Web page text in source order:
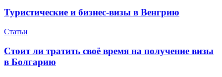
Туристические и бизнес-визы в Венгрию
Статьи
Стоит ли тратить своё время на получение визы
в Болгарию